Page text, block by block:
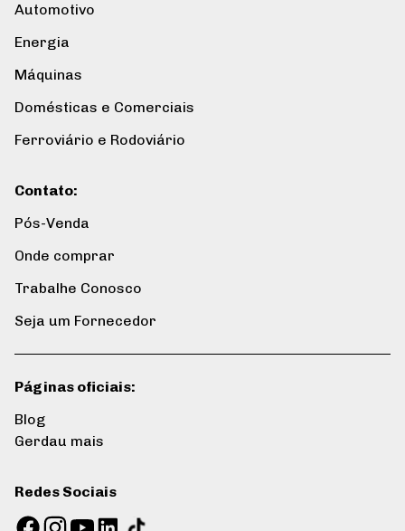
Automotivo
Energia
Máquinas
Domésticas e Comerciais
Ferroviário e Rodoviário
Contato:
Pós-Venda
Onde comprar
Trabalhe Conosco
Seja um Fornecedor
Páginas oficiais:
Blog
Gerdau mais
Redes Sociais